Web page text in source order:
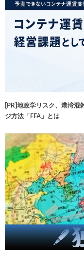
[PR]地政学リスク、港湾
ジ方法「FFA」とは